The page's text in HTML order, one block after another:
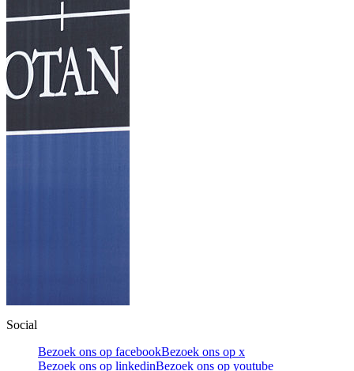
Social
Bezoek ons op facebookBezoek ons op x
Bezoek ons op linkedinBezoek ons op youtube